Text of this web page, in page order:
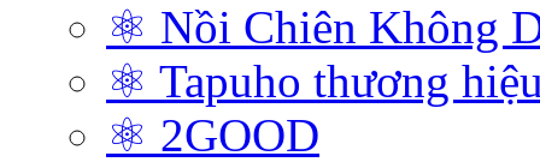
⚛ Nồi Chiên Không
⚛ Tapuho thương
⚛ 2GOOD